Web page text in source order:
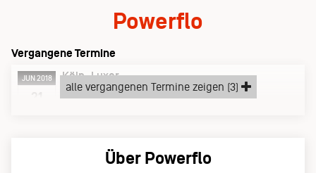
Powerflo
Vergangene Termine
JUN 2018 Köln Luxor
Donnerstag, 21.06.18
alle vergangenen Termine zeigen (3)
Über Powerflo